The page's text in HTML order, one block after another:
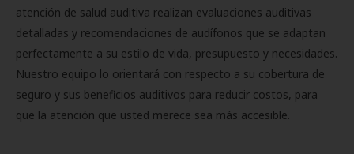
atención de salud auditiva realizan evaluaciones auditivas
detalladas y recomendaciones de audífonos que se adaptan
perfectamente a su estilo de vida, presupuesto y necesidades.
Nuestro equipo lo orientará con respecto a su cobertura de
seguro y sus beneficios auditivos para reducir costos, para
que la atención que usted merece sea más accesible.